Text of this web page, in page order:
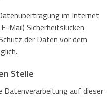
im Internet
Mail) Sicherheitslücken
der Daten vor dem
Stelle
Datenverarbeitung auf dieser